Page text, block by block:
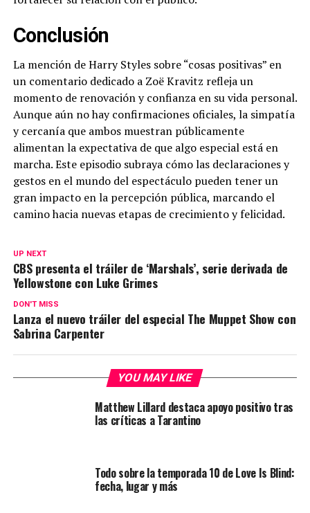
Conclusión
La mención de Harry Styles sobre “cosas positivas” en
un comentario dedicado a Zoë Kravitz refleja un
momento de renovación y confianza en su vida personal.
Aunque aún no hay confirmaciones oficiales, la simpatía
y cercanía que ambos muestran públicamente
alimentan la expectativa de que algo especial está en
marcha. Este episodio subraya cómo las declaraciones y
gestos en el mundo del espectáculo pueden tener un
gran impacto en la percepción pública, marcando el
camino hacia nuevas etapas de crecimiento y felicidad.
UP NEXT
CBS presenta el tráiler de ‘Marshals’, serie derivada de
Yellowstone con Luke Grimes
DON'T MISS
Lanza el nuevo tráiler del especial The Muppet Show con
Sabrina Carpenter
YOU MAY LIKE
Matthew Lillard destaca apoyo positivo tras
las críticas a Tarantino
Todo sobre la temporada 10 de Love Is Blind:
fecha, lugar y más